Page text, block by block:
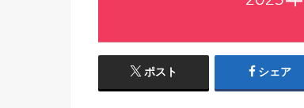
ポスト シェア